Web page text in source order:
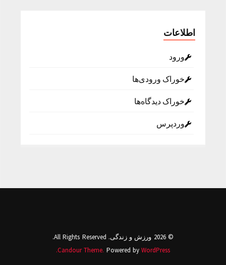
اطلاعات
ورود
خوراک ورودی‌ها
خوراک دیدگاه‌ها
وردپرس
© 2026 ورزش و زندگی. All Rights Reserved.
Candour Theme. Powered byWordPress.